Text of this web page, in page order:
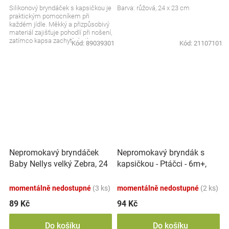
Silikonový bryndáček s kapsičkou je
praktickým pomocníkem při
každém jídle. Měkký a přizpůsobivý
materiál zajišťuje pohodlí při nošení,
zatímco kapsa zachytí zbytky
Kód: 89039301
Barva: růžová, 24 x 23 cm
Kód: 21107101
Nepromokavý bryndáček
Baby Nellys velký Zebra, 24
momentálně nedostupné (3 ks)
89 Kč
Do košíku
Nepromokavý bryndák s
kapsičkou - Ptáčci - 6m+,
momentálně nedostupné (2 ks)
94 Kč
Do košíku